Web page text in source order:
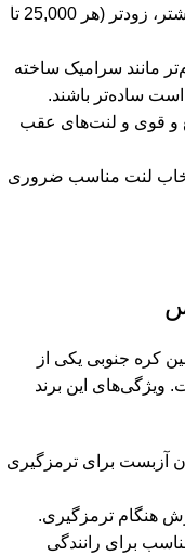
: لنت‌های جلو به دلیل فشار بیشتر، زودتر (هر 25,000 تا
مانند سرامیک ساخته
ساده‌تر باشند.
و قوی و لنت‌های عقب
لنت مناسب ضروری
جنوبی یکی از
ویژگی‌های این برند
آزبست برای ترمزگیری
هنگام ترمزگیری.
برای رانندگی